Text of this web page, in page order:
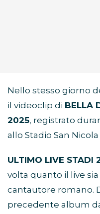
Nello stesso giorno
il videoclip di BELLA
2025, registrato
allo Stadio San Nicola
ULTIMO LIVE STADI
volta quanto il live
cantautore romano.
precedente album